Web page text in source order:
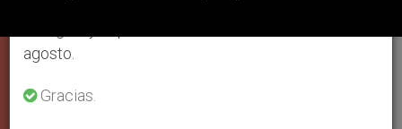
agosto.
Gracias.